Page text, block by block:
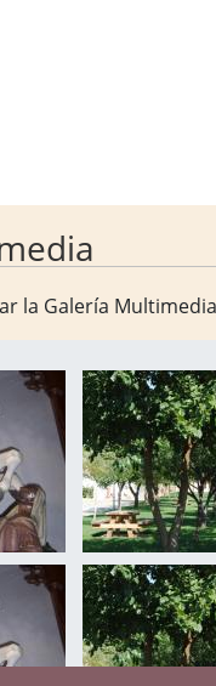
la Galería Multimedia